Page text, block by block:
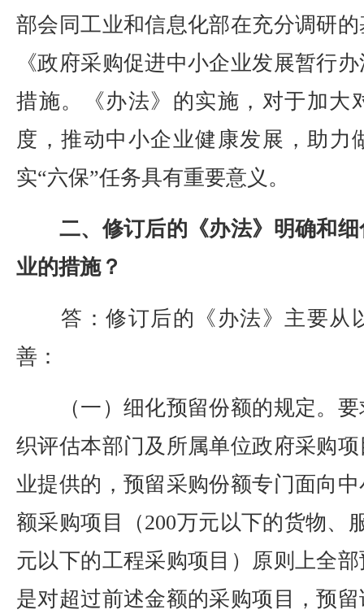
部会同工业和信息化部在充分调研
《政府采购促进中小企业发展暂行
措施。《办法》的实施，对于加大
度，推动中小企业健康发展，助力
实“六保”任务具有重要意义。
二、修订后的《办法》明确和
业的措施？
答：修订后的《办法》主要从
善：
（一）细化预留份额的规定。要
织评估本部门及所属单位政府采购
业提供的，预留采购份额专门面向
额采购项目（200万元以下的货物、
元以下的工程采购项目）原则上全
是对超过前述金额的采购项目，预